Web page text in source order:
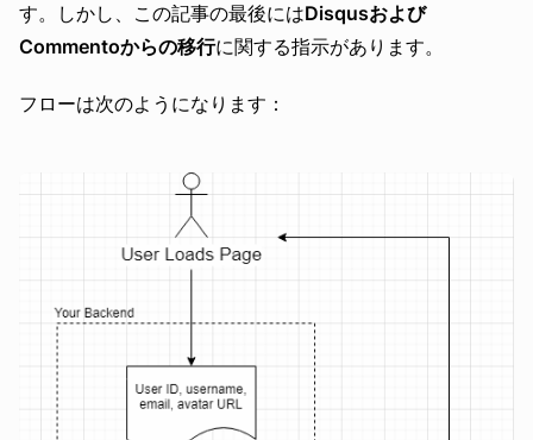
す。しかし、この記事の最後にはDisqusおよび
Commentoからの移行に関する指示があります。
フローは次のようになります：